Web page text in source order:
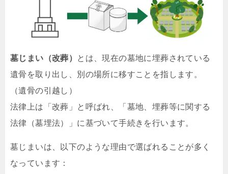
墓じまい（改葬）
とは、現在の墓地に埋葬されている
遺骨を取り出し、別の場所に移すことを指します。
（遺骨の引越し）
法律上は「改葬」と呼ばれ、「墓地、埋葬等に関する
法律（墓埋法）」に基づいて手続きを行います。
墓じまいは、以下のような理由で選ばれることが多く
なっています：